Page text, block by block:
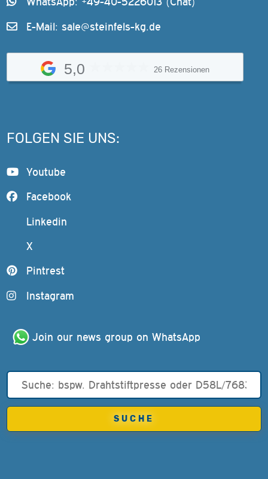
E-Mail: sale@steinfels-kg.de
5,0 26 Rezensionen
FOLGEN SIE UNS:
Youtube
Facebook
Linkedin
X
Pintrest
Instagram
Join our news group on WhatsApp